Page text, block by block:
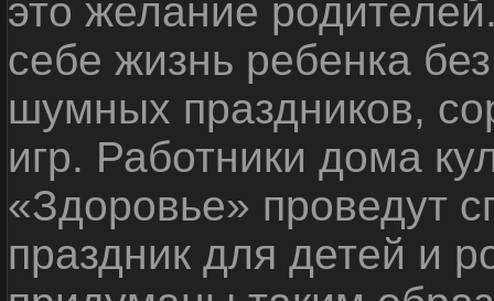
это желание
себе жизнь ребенка
шумных праздников,
игр. Работники дома
«Здоровье» проведут
праздник для детей и